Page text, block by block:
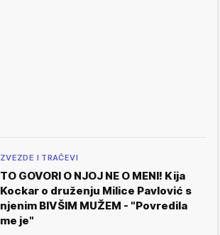
ZVEZDE I TRAČEVI
TO GOVORI O NJOJ NE O MENI! Kija
Kockar o druženju Milice Pavlović s
njenim BIVŠIM MUŽEM - "Povredila
me je"